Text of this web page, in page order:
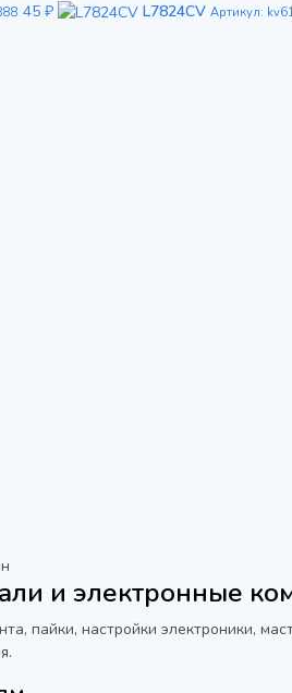
45 ₽ L7824CV Артикул:
и электронные
пайки, настройки электроники,